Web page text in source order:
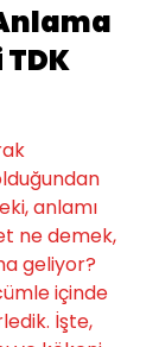
anlamı
ne demek,
geliyor?
içinde
İşte,